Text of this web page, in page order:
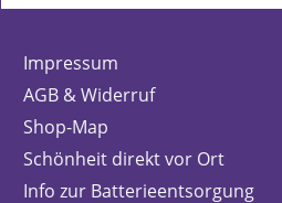
Impressum
AGB & Widerruf
Shop-Map
Schönheit direkt vor Ort
Info zur Batterieentsorgung